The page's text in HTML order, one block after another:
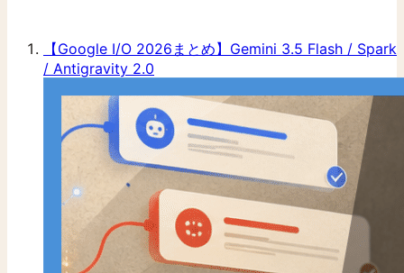
【Google I/O 2026まとめ】Gemini 3.5 Flash / Spark
/ Antigravity 2.0